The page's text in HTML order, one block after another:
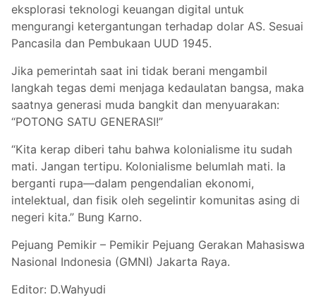
eksplorasi teknologi keuangan digital untuk
mengurangi ketergantungan terhadap dolar AS. Sesuai
Pancasila dan Pembukaan UUD 1945.
Jika pemerintah saat ini tidak berani mengambil
langkah tegas demi menjaga kedaulatan bangsa, maka
saatnya generasi muda bangkit dan menyuarakan:
“POTONG SATU GENERASI!”
“Kita kerap diberi tahu bahwa kolonialisme itu sudah
mati. Jangan tertipu. Kolonialisme belumlah mati. Ia
berganti rupa—dalam pengendalian ekonomi,
intelektual, dan fisik oleh segelintir komunitas asing di
negeri kita.” Bung Karno.
Pejuang Pemikir – Pemikir Pejuang Gerakan Mahasiswa
Nasional Indonesia (GMNI) Jakarta Raya.
Editor: D.Wahyudi